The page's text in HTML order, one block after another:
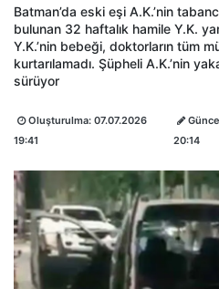
Batman’da eski eşi A.K.’nin
bulunan 32 haftalık hamile Y.K.
Y.K.’nin bebeği, doktorların tüm
kurtarılamadı. Şüpheli A.K.’nin
sürüyor
Oluşturulma: 07.07.2026
19:41
20:14